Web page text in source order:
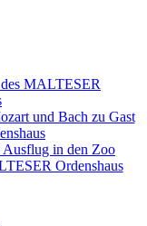
MALTESER
und Bach zu Gast
Ausflug in den Zoo
Ordenshaus